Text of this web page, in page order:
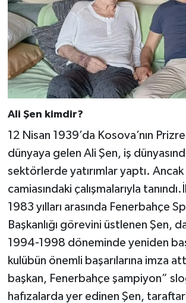
Ali Şen kimdir?
12 Nisan 1939’da Kosova’nın
dünyaya gelen Ali Şen, iş
sektörlerde yatırımlar yaptı.
camiasındaki çalışmalarıyla
1983 yılları arasında Fenerbahçe
Başkanlığı görevini üstlenen Şen,
1994-1998 döneminde yeniden
kulübün önemli başarılarına imza
başkan, Fenerbahçe şampiyon”
hafızalarda yer edinen Şen,